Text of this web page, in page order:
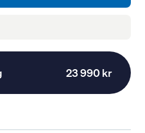
23 990 kr